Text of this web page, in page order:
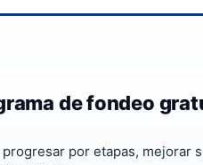
de fondeo
por etapas, mejorar